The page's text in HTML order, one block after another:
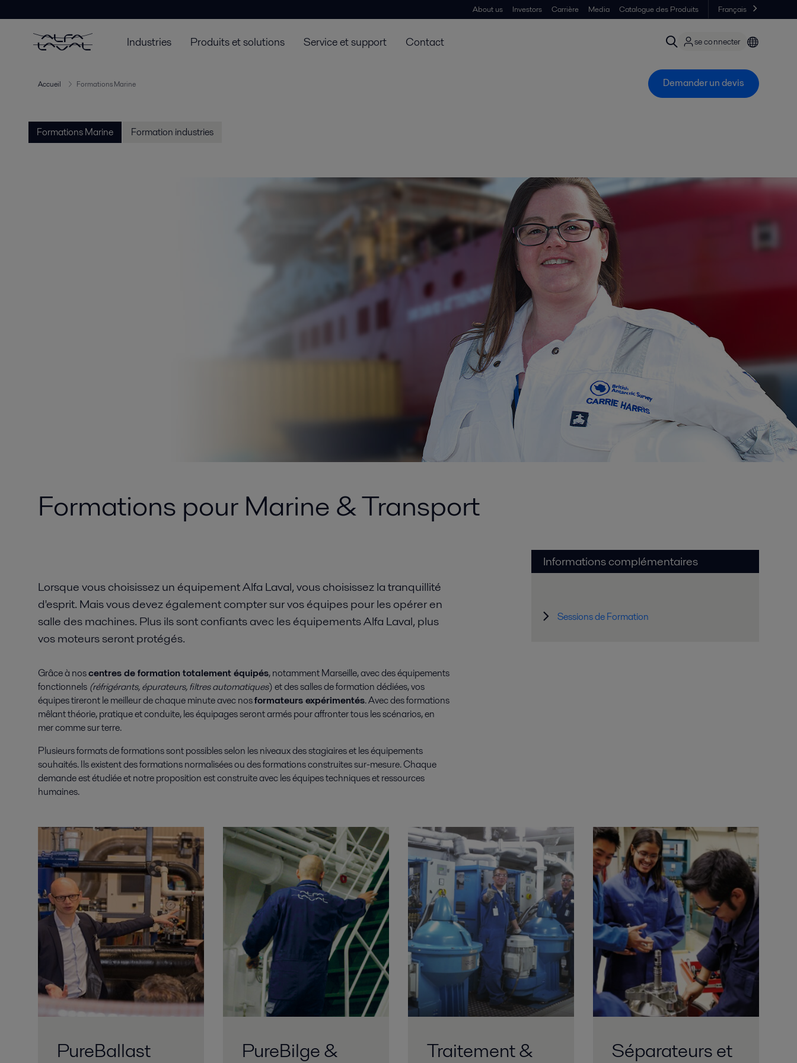
About us Investors Carrière Media Catalogue des Produits Français
Industries Produits et solutions Service et support Contact se connecter
Accueil Formations Marine Demander un devis
Formations Marine Formation industries
Formations pour Marine & Transport
Lorsque vous choisissez un équipement Alfa Laval, vous choisissez la tranquillité
d'esprit. Mais vous devez également compter sur vos équipes pour les opérer en
salle des machines. Plus ils sont confiants avec les équipements Alfa Laval, plus
vos moteurs seront protégés.
Grâce à noscentres de formation totalement équipés, notamment Marseille, avec des équipements
fonctionnels (réfrigérants, épurateurs, filtres automatiques) et des salles de formation dédiées, vos
équipes tireront le meilleur de chaque minute avec nosformateurs expérimentés. Avec des formations
mêlant théorie, pratique et conduite, les équipages seront armés pour affronter tous les scénarios, en
mer comme sur terre.
Plusieurs formats de formations sont possibles selon les niveaux des stagiaires et les équipements
souhaités. Ils existent des formations normalisées ou des formations construites sur-mesure. Chaque
demande est étudiée et notre proposition est construite avec les équipes techniques et ressources
humaines.
Informations complémentaires
Sessions de Formation
PureBallast
PureBilge &
Traitement &
Séparateurs et